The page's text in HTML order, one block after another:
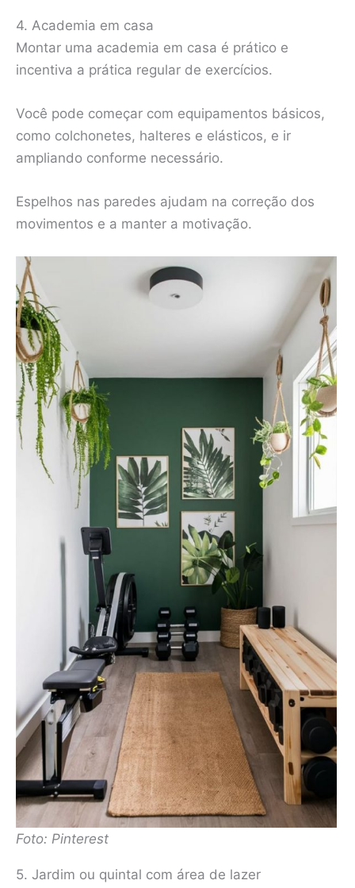
4. Academia em casa
Montar uma academia em casa é prático e
incentiva a prática regular de exercícios.
Você pode começar com equipamentos básicos,
como colchonetes, halteres e elásticos, e ir
ampliando conforme necessário.
Espelhos nas paredes ajudam na correção dos
movimentos e a manter a motivação.
Foto: Pinterest
5. Jardim ou quintal com área de lazer